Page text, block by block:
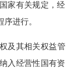
家有关规定，经
进行。
及其相关权益管
入经营性国有资